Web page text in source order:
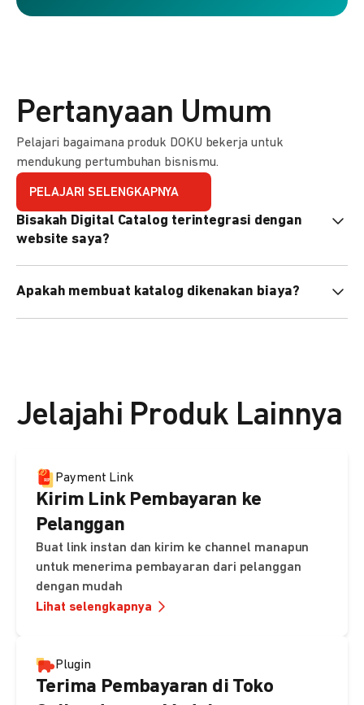
Pertanyaan Umum
Pelajari bagaimana produk DOKU bekerja untuk
mendukung pertumbuhan bisnismu.
PELAJARI SELENGKAPNYA
Bisakah Digital Catalog terintegrasi dengan
website saya?
atau menyematkan QR code di website Anda.
Apakah membuat katalog dikenakan biaya?
Jelajahi Produk Lainnya
Payment Link
Kirim Link Pembayaran ke
Pelanggan
Buat link instan dan kirim ke channel manapun
untuk menerima pembayaran dari pelanggan
dengan mudah
Lihat selengkapnya
Plugin
Terima Pembayaran di Toko